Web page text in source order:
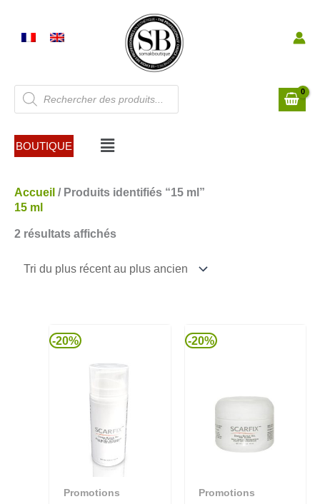
contenu
Recherche
de
produits
BOUTIQUE Menu
Accueil / Produits identifiés “15 ml”
15 ml
2 résultats affichés
Trié
récent
plus
-20%
Promotions
-20%
Promotions